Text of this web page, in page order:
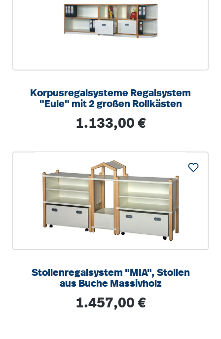
Korpusregalsysteme Regalsystem
"Eule" mit 2 großen Rollkästen
Regulärer Preis:
1.133,00 €
Stollenregalsystem "MIA", Stollen
aus Buche Massivholz
Regulärer Preis:
1.457,00 €